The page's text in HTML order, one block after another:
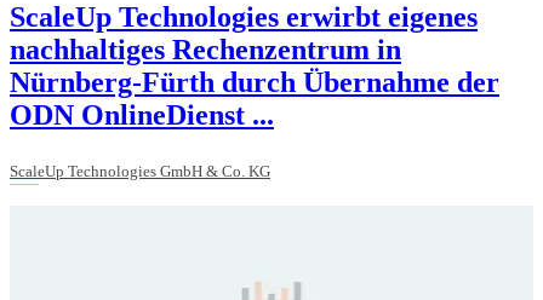
ScaleUp Technologies erwirbt eigenes
nachhaltiges Rechenzentrum in
Nürnberg-Fürth durch Übernahme der
ODN OnlineDienst ...
ScaleUp Technologies GmbH & Co. KG